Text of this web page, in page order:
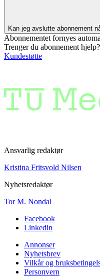
Kan jeg avslutte abonnement
Abonnementet fornyes
Trenger du abonnement
Kundestøtte
Ansvarlig redaktør
Kristina Fritsvold Nilsen
Nyhetsredaktør
Tor M. Nondal
Facebook
Linkedin
Annonser
Nyhetsbrev
Vilkår og
Personvern